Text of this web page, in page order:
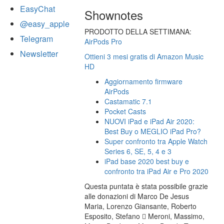
EasyChat
@easy_apple
Telegram
Newsletter
Shownotes
PRODOTTO DELLA SETTIMANA:
AirPods Pro
Ottieni 3 mesi gratis di Amazon Music
HD
Aggiornamento firmware
AirPods
Castamatic 7.1
Pocket Casts
NUOVI iPad e iPad Air 2020:
Best Buy o MEGLIO iPad Pro?
Super confronto tra Apple Watch
Series 6, SE, 5, 4 e 3
iPad base 2020 best buy e
confronto tra iPad Air e Pro 2020
Questa puntata è stata possibile grazie
alle donazioni di Marco De Jesus
Maria, Lorenzo Giansante, Roberto
Esposito, Stefano  Meroni, Massimo,